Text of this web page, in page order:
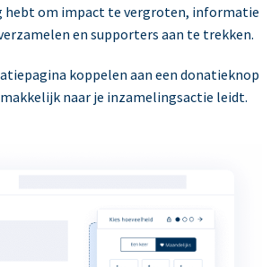
hebt om impact te vergroten, informatie
en supporters aan te trekken.
koppelen aan een donatieknop
naar je inzamelingsactie leidt.